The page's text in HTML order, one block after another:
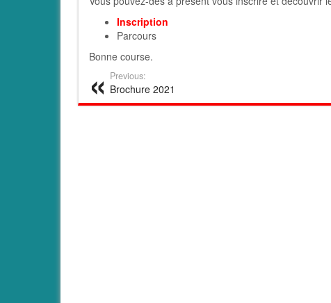
Inscription
Parcours
Bonne course.
Previous:
Brochure 2021